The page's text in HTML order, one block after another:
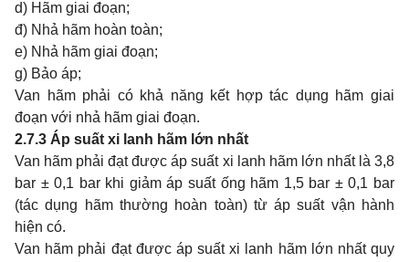
d) Hãm giai đoạn;
đ) Nhả hãm hoàn toàn;
e) Nhả hãm giai đoạn;
g) Bảo áp;
Van hãm phải có khả năng kết hợp tác dụng hãm giai
đoạn với nhả hãm giai đoạn.
2.7.3 Áp suất xi lanh hãm lớn nhất
Van hãm phải đạt được áp suất xi lanh hãm lớn nhất là 3,8
bar ± 0,1 bar khi giảm áp suất ống hãm 1,5 bar ± 0,1 bar
(tác dụng hãm thường hoàn toàn) từ áp suất vận hành
hiện có.
Van hãm phải đạt được áp suất xi lanh hãm lớn nhất quy